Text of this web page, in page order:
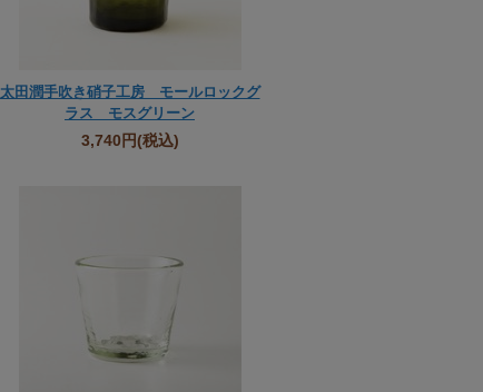
太田潤手吹き硝子工房 モールロックグ
ラス モスグリーン
3,740円(税込)